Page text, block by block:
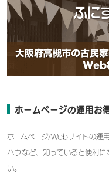
ホームページの運用お
ホームページ/Webサイトの運
ハウなど、知っていると便利
い。